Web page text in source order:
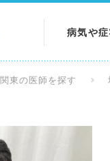
病気や
検査を
関東の医師を探す